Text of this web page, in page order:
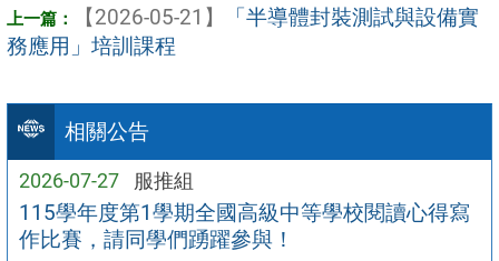
相關公告
2026-07-27 服推組
115學年度第1學期全國高級中等學校閱讀心得寫
作比賽，請同學們踴躍參與！
【2026-05-21】
「半導體封裝測試與設備實
務應用」培訓課程